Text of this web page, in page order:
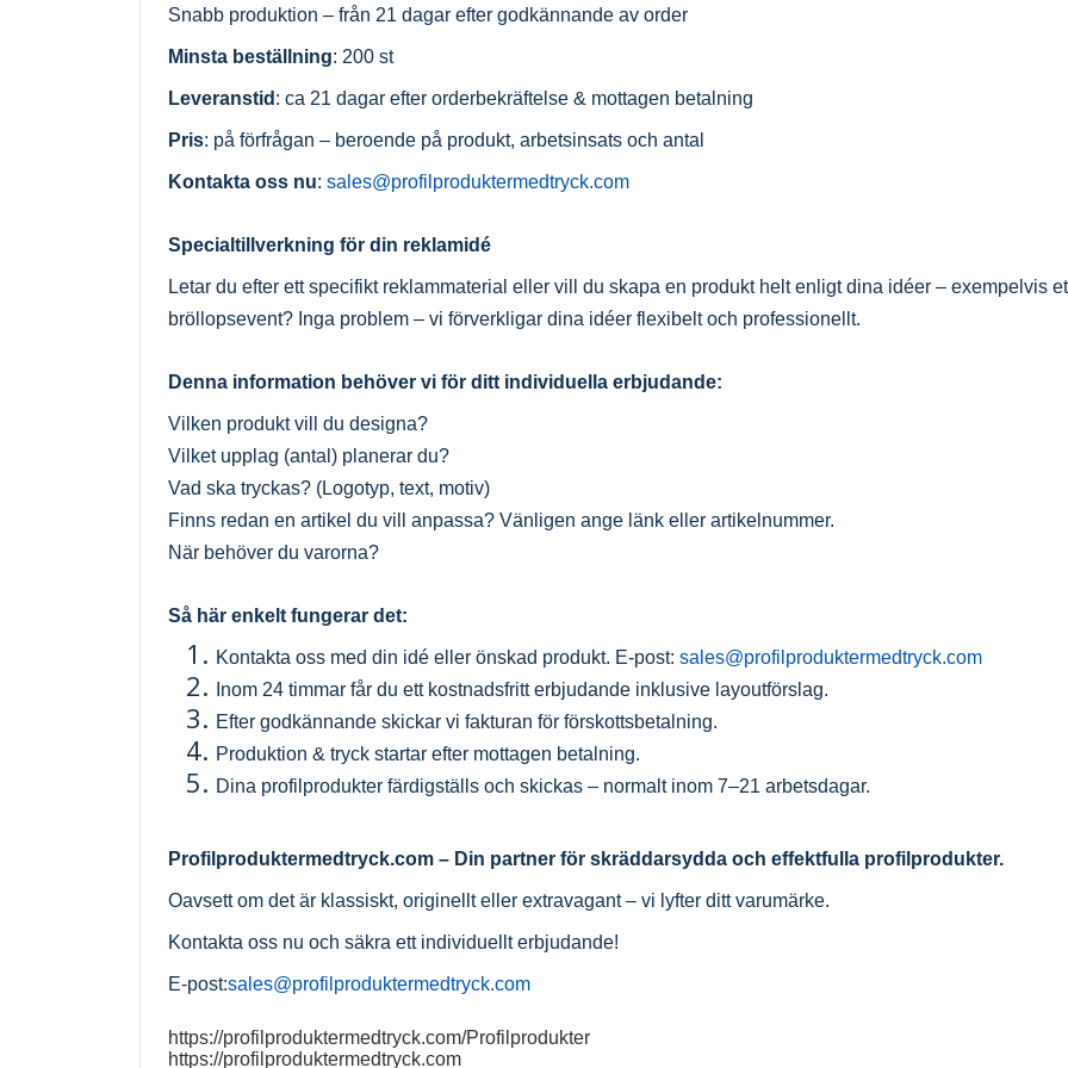
Snabb produktion – från 21 dagar efter godkännande av order
Minsta beställning: 200 st
Leveranstid : ca 21 dagar efter orderbekräftelse & mottagen betalning
Pris: på förfrågan – beroende på produkt, arbetsinsats och antal
Kontakta oss nu:sales@profilproduktermedtryck.com
Specialtillverkning för din reklamidé
Letar du efter ett specifikt reklammaterial eller vill du skapa en produkt helt enligt dina idéer – exempelvis
bröllopsevent? Inga problem – vi förverkligar dina idéer flexibelt och professionellt.
Denna information behöver vi för ditt individuella erbjudande:
Vilken produkt vill du designa?
Vilket upplag (antal) planerar du?
Vad ska tryckas? (Logotyp, text, motiv)
Finns redan en artikel du vill anpassa? Vänligen ange länk eller artikelnummer.
När behöver du varorna?
Så här enkelt fungerar det:
Kontakta oss med din idé eller önskad produkt. E-post:sales@profilproduktermedtryck.com
Inom 24 timmar får du ett kostnadsfritt erbjudande inklusive layoutförslag.
Efter godkännande skickar vi fakturan för förskottsbetalning.
Produktion & tryck startar efter mottagen betalning.
Dina profilprodukter färdigställs och skickas – normalt inom 7–21 arbetsdagar.
Profilproduktermedtryck.com– Din partner för skräddarsydda och effektfulla profilprodukter.
Oavsett om det är klassiskt, originellt eller extravagant – vi lyfter ditt varumärke.
Kontakta oss nu och säkra ett individuellt erbjudande!
E-post:sales@profilproduktermedtryck.com
https://profilproduktermedtryck.com/Profilprodukter
https://profilproduktermedtryck.com